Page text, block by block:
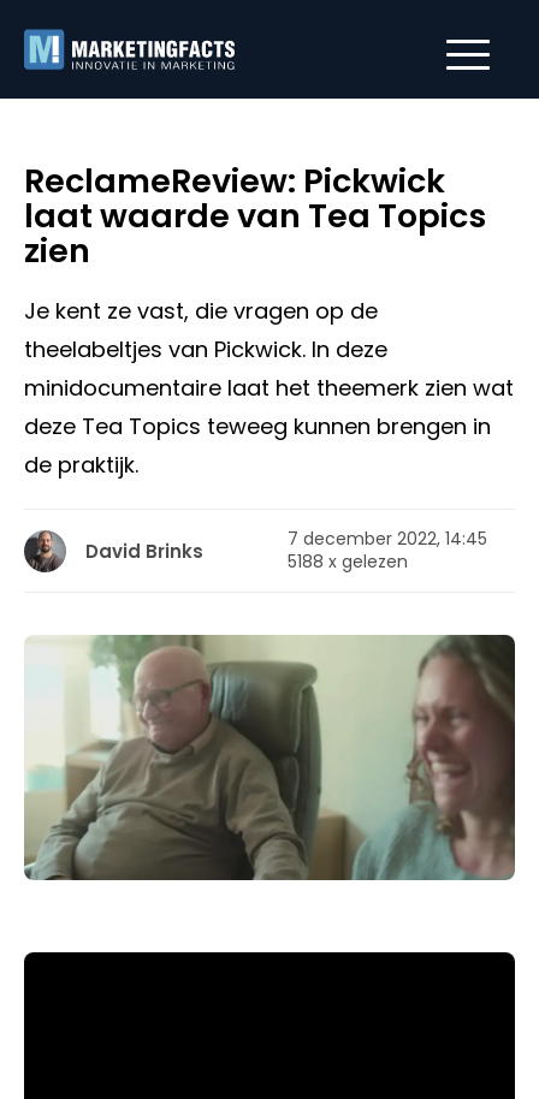
ReclameReview: Pickwick
laat waarde van Tea Topics
zien
Je kent ze vast, die vragen op de
theelabeltjes van Pickwick. In deze
minidocumentaire laat het theemerk zien wat
deze Tea Topics teweeg kunnen brengen in
de praktijk.
David Brinks
7 december 2022, 14:45
5188 x gelezen